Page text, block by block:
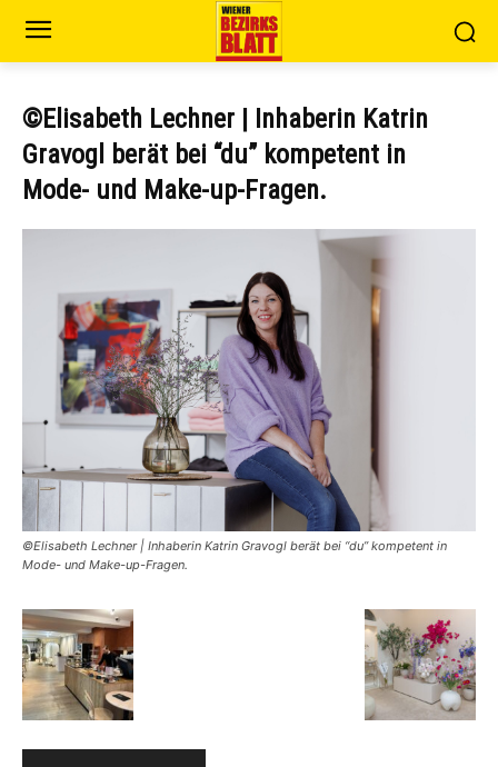
©Elisabeth Lechner | Inhaberin Katrin
Gravogl berät bei “du” kompetent in
Mode- und Make-up-Fragen.
©Elisabeth Lechner | Inhaberin Katrin Gravogl berät bei “du” kompetent in
Mode- und Make-up-Fragen.